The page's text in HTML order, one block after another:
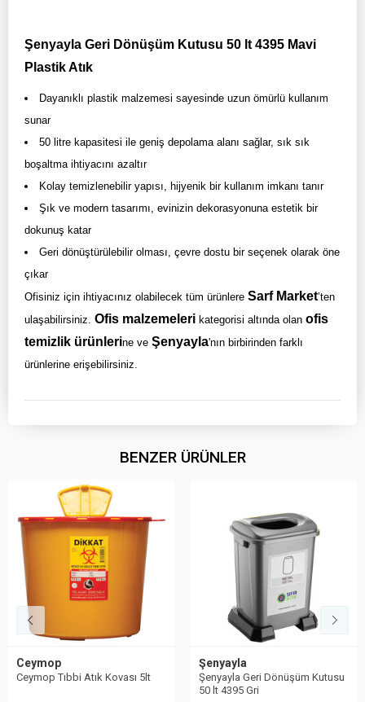
Şenyayla Geri Dönüşüm Kutusu 50 lt 4395 Mavi
Plastik Atık
Dayanıklı plastik malzemesi sayesinde uzun ömürlü kullanım
sunar
50 litre kapasitesi ile geniş depolama alanı sağlar, sık sık
boşaltma ihtiyacını azaltır
Kolay temizlenebilir yapısı, hijyenik bir kullanım imkanı tanır
Şık ve modern tasarımı, evinizin dekorasyonuna estetik bir
dokunuş katar
Geri dönüştürülebilir olması, çevre dostu bir seçenek olarak öne
çıkar
Ofisiniz için ihtiyacınız olabilecek tüm ürünlere Sarf Market’ten
ulaşabilirsiniz. Ofis malzemeleri kategorisi altında olan ofis
temizlik ürünlerine ve Şenyayla'nın birbirinden farklı
ürünlerine erişebilirsiniz.
BENZER ÜRÜNLER
Ceymop
Ceymop Tıbbi Atık Kovası 5lt
Şenyayla
Şenyayla Geri Dönüşüm Kutusu
50 lt 4395 Gri